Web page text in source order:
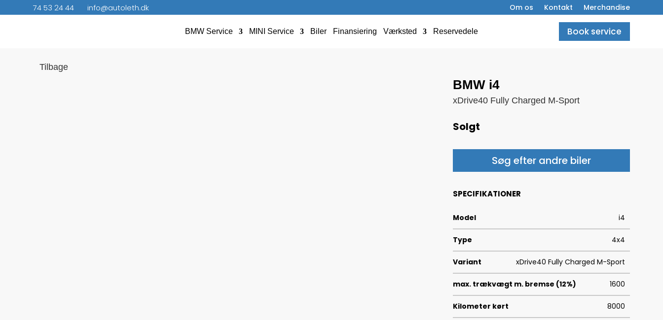
74 53 24 44 info@autoleth.dk Om os Kontakt Merchandise
BMW Service MINI Service Biler Finansiering Værksted Reservedele Book service
Tilbage
BMW i4
xDrive40 Fully Charged M-Sport
Solgt
Søg efter andre biler
SPECIFIKATIONER
Model i4
Type 4x4
Variant xDrive40 Fully Charged M-Sport
max. trækvægt m. bremse (12%) 1600
Kilometer kørt 8000